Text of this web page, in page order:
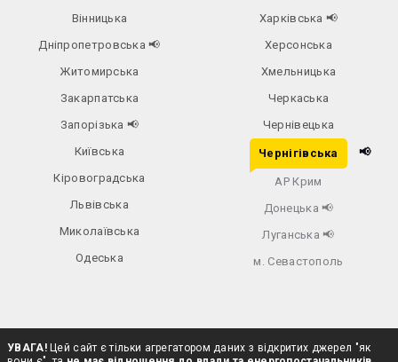
Вінницька
Дніпропетровська📢
Житомирська
Закарпатська
Запорізька 📢
Київська
Кіровоградська
Львівська
Миколаївська
Одеська
Харківська 📢
Херсонська
Хмельницька
Черкаська
Чернівецька
Чернігівська 📢
АР Крим
Донецька 📢
Луганська 📢
м. Севастополь
УВАГА!Цей сайт є тільки агрегатором даних з відкритих джерел "як